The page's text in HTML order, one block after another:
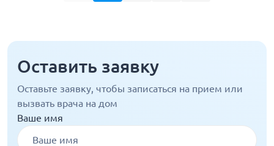
Оставить заявку
Оставьте заявку, чтобы записаться на прием или
вызвать врача на дом
Ваше имя